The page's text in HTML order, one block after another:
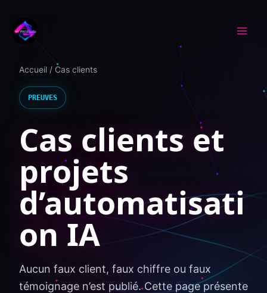
Accueil / Cas clients
PREUVES
Cas clients et
projets
d’automatisati
on IA
Aucun faux client, faux chiffre ou faux
témoignage n’est publié. Cette page présente